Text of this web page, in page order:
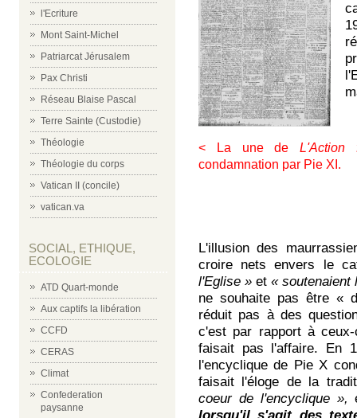
l'Ecriture
Mont Saint-Michel
Patriarcat Jérusalem
Pax Christi
Réseau Blaise Pascal
Terre Sainte (Custodie)
Théologie
Théologie du corps
Vatican II (concile)
vatican.va
SOCIAL, ETHIQUE,
ECOLOGIE
ATD Quart-monde
Aux captifs la libération
CCFD
CERAS
Climat
Confederation
paysanne
< La une deL'Action
condamnation par Pie XI.
L'illusion des
croire nets envers le
l'Eglise » et« soutenaient
ne souhaite pas être «
réduit pas à des
c'est par rapport à
faisait pas l'affaire. En
l'encyclique de Pie X
faisait l'éloge de la
coeur de l'encyclique »,